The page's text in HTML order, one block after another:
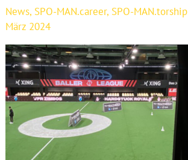
News, SPO-MAN.career, SPO-MAN.torship
März 2024